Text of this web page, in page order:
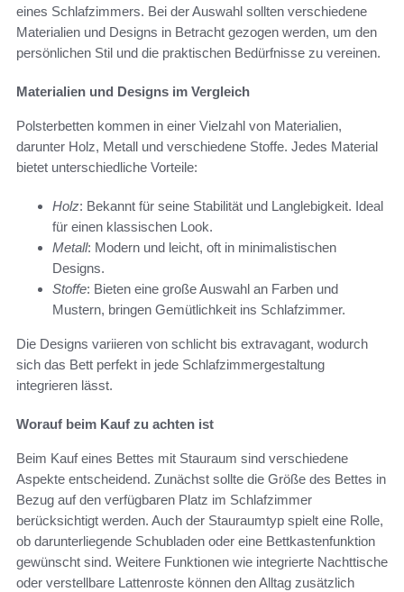
eines Schlafzimmers. Bei der Auswahl sollten verschiedene
Materialien und Designs in Betracht gezogen werden, um den
persönlichen Stil und die praktischen Bedürfnisse zu vereinen.
Materialien und Designs im Vergleich
Polsterbetten kommen in einer Vielzahl von Materialien,
darunter Holz, Metall und verschiedene Stoffe. Jedes Material
bietet unterschiedliche Vorteile:
Holz: Bekannt für seine Stabilität und Langlebigkeit. Ideal
für einen klassischen Look.
Metall: Modern und leicht, oft in minimalistischen
Designs.
Stoffe: Bieten eine große Auswahl an Farben und
Mustern, bringen Gemütlichkeit ins Schlafzimmer.
Die Designs variieren von schlicht bis extravagant, wodurch
sich das Bett perfekt in jede Schlafzimmergestaltung
integrieren lässt.
Worauf beim Kauf zu achten ist
Beim Kauf eines Bettes mit Stauraum sind verschiedene
Aspekte entscheidend. Zunächst sollte die Größe des Bettes in
Bezug auf den verfügbaren Platz im Schlafzimmer
berücksichtigt werden. Auch der Stauraumtyp spielt eine Rolle,
ob darunterliegende Schubladen oder eine Bettkastenfunktion
gewünscht sind. Weitere Funktionen wie integrierte Nachttische
oder verstellbare Lattenroste können den Alltag zusätzlich